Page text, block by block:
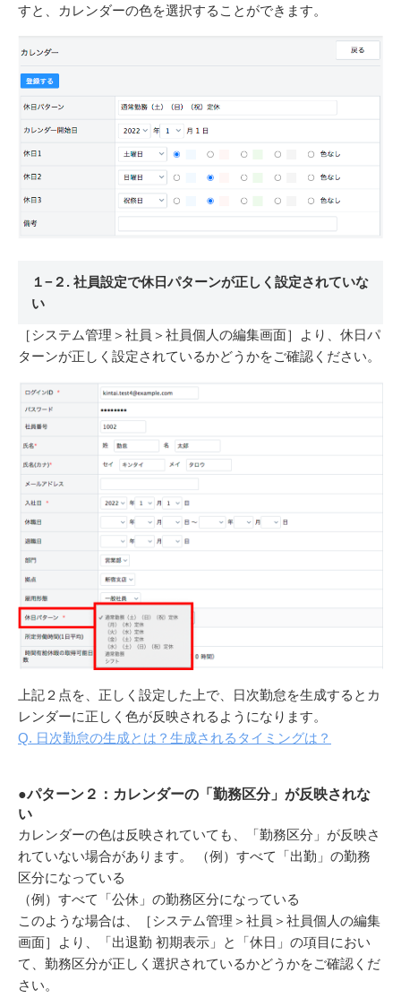
すと、カレンダーの色を選択することができます。
１−２. 社員設定で休日パターンが正しく設定されていな
い
［システム管理＞社員＞社員個人の編集画面］より、休日パ
ターンが正しく設定されているかどうかをご確認ください。
上記２点を、正しく設定した上で、日次勤怠を生成するとカ
レンダーに正しく色が反映されるようになります。
Q. 日次勤怠の生成とは？生成されるタイミングは？
●パターン２：カレンダーの「勤務区分」が反映されな
い
カレンダーの色は反映されていても、「勤務区分」が反映さ
れていない場合があります。
（例）すべて「出勤」の勤務
区分になっている
（例）すべて「公休」の勤務区分になっている
このような場合は、［システム管理＞社員＞社員個人の編集
画面］より、「出退勤 初期表示」と「休日」の項目におい
て、勤務区分が正しく選択されているかどうかをご確認くだ
さい。